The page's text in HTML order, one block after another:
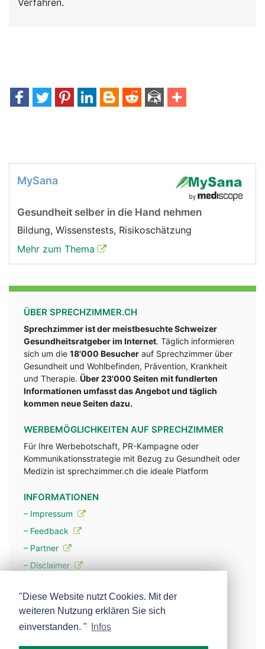
Verfahren.
MySana
Gesundheit selber in die Hand nehmen
Bildung, Wissenstests, Risikoschätzung
Mehr zum Thema
ÜBER SPRECHZIMMER.CH
Sprechzimmer ist der meistbesuchte Schweizer
Gesundheitsratgeber im Internet. Täglich informieren
sich um die 18'000 Besucher auf Sprechzimmer über
Gesundheit und Wohlbefinden, Prävention, Krankheit
und Therapie. Über 23'000 Seiten mit fundlerten
Informationen umfasst das Angebot und täglich
kommen neue Seiten dazu.
WERBEMÖGLICHKEITEN AUF SPRECHZIMMER
Für Ihre Werbebotschaft, PR-Kampagne oder
Kommunikationsstrategie mit Bezug zu Gesundheit oder
Medizin ist sprechzimmer.ch die ideale Platform
INFORMATIONEN
– Impressum
– Feedback
– Partner
– Disclaimer
– Werbung
– Mehr über unsere Experten
"Diese Website nutzt Cookies. Mit der
weiteren Nutzung erklären Sie sich
einverstanden. "
Infos